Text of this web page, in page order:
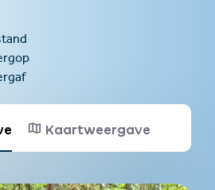
Kaartweergave